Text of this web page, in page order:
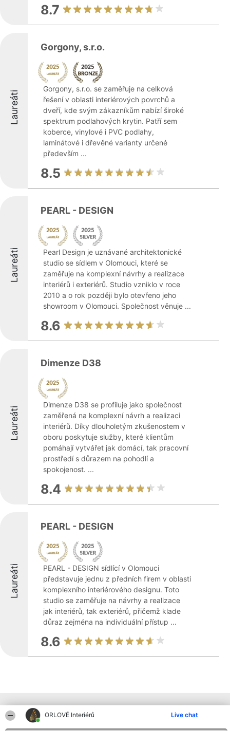
ORLOVÉ Interiérů Live chat
8.7
Laureáti
Gorgony, s.r.o.
Gorgony, s.r.o. se zaměřuje na celková
řešení v oblasti interiérových povrchů a
dveří, kde svým zákazníkům nabízí široké
spektrum podlahových krytin. Patří sem
koberce, vinylové i PVC podlahy,
laminátové i dřevěné varianty určené
především ...
8.5
Laureáti
PEARL - DESIGN
Pearl Design je uznávané architektonické
studio se sídlem v Olomouci, které se
zaměřuje na komplexní návrhy a realizace
interiérů i exteriérů. Studio vzniklo v roce
2010 a o rok později bylo otevřeno jeho
showroom v Olomouci. Společnost věnuje ...
8.6
Laureáti
Dimenze D38
Dimenze D38 se profiluje jako společnost
zaměřená na komplexní návrh a realizaci
interiérů. Díky dlouholetým zkušenostem v
oboru poskytuje služby, které klientům
pomáhají vytvářet jak domácí, tak pracovní
prostředí s důrazem na pohodlí a
spokojenost. ...
8.4
Laureáti
PEARL - DESIGN
PEARL - DESIGN sídlící v Olomouci
představuje jednu z předních firem v oblasti
komplexního interiérového designu. Toto
studio se zaměřuje na návrhy a realizace
jak interiérů, tak exteriérů, přičemž klade
důraz zejména na individuální přístup ...
8.6
Ostatní společnosti z kraje